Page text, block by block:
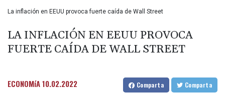
Debilitado, Infantino organiza reunión de crisis en Marruecos
Los rebeldes hutíes de Yemen dicen haber atacado dos petrolero
sauditas
Noosha Aubel: Klarar hon av Potsdams problem?
La inflación en EEUU provoca fuerte caída de Wall Street
LA INFLACIÓN EN EEUU PROVOCA
FUERTE CAÍDA DE WALL STREET
ECONOMíA10.02.2022 Comparta Comparta